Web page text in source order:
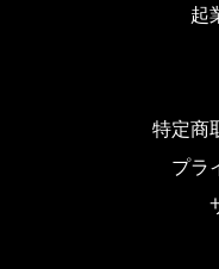
起
特定商
プラ